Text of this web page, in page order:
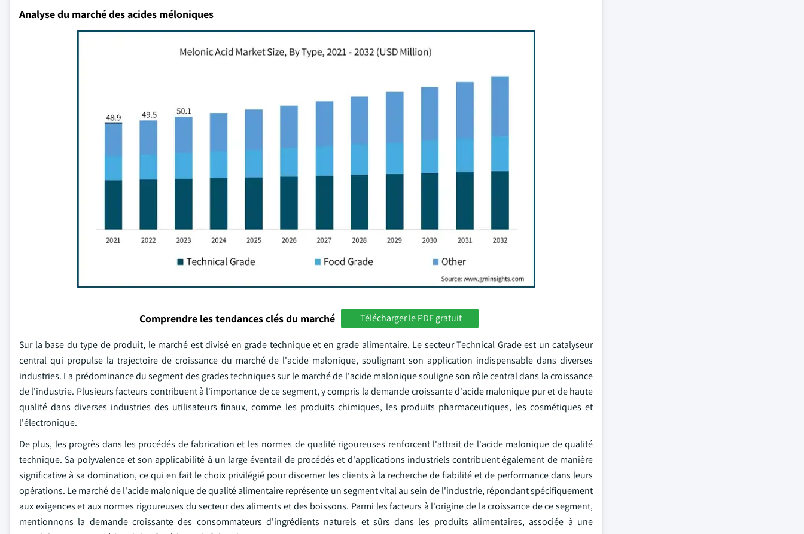
Analyse du marché des acides méloniques
Comprendre les tendances clés du marché Télécharger le PDF gratuit
Sur la base du type de produit, le marché est divisé en grade technique et en grade alimentaire. Le secteur Technical Grade est un catalyseur
central qui propulse la trajectoire de croissance du marché de l'acide malonique, soulignant son application indispensable dans diverses
industries. La prédominance du segment des grades techniques sur le marché de l'acide malonique souligne son rôle central dans la croissance
de l'industrie. Plusieurs facteurs contribuent à l'importance de ce segment, y compris la demande croissante d'acide malonique pur et de haute
qualité dans diverses industries des utilisateurs finaux, comme les produits chimiques, les produits pharmaceutiques, les cosmétiques et
l'électronique.
De plus, les progrès dans les procédés de fabrication et les normes de qualité rigoureuses renforcent l'attrait de l'acide malonique de qualité
technique. Sa polyvalence et son applicabilité à un large éventail de procédés et d'applications industriels contribuent également de manière
significative à sa domination, ce qui en fait le choix privilégié pour discerner les clients à la recherche de fiabilité et de performance dans leurs
opérations. Le marché de l'acide malonique de qualité alimentaire représente un segment vital au sein de l'industrie, répondant spécifiquement
aux exigences et aux normes rigoureuses du secteur des aliments et des boissons. Parmi les facteurs à l'origine de la croissance de ce segment,
mentionnons la demande croissante des consommateurs d'ingrédients naturels et sûrs dans les produits alimentaires, associée à une